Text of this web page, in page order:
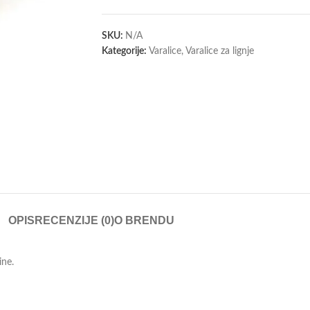
SKU: N/A
Kategorije: Varalice, Varalice za lignje
OPIS RECENZIJE (0)O BRENDU